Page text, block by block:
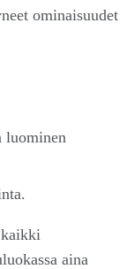
ominaisuudet
luominen
aina